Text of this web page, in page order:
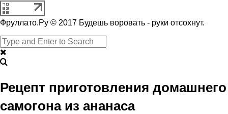
Фруллато.Ру © 2017 Будешь воровать - руки отсохнут.
Рецепт приготовления домашнего
самогона из ананаса